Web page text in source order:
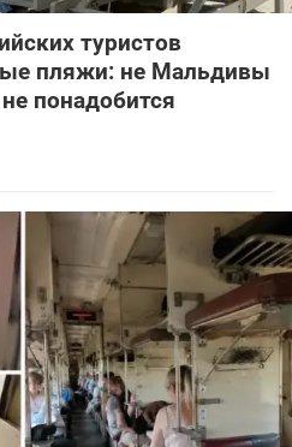
туристов
пляжи: не Мальдивы
понадобится